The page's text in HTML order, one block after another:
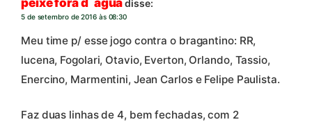
peixe fora d´aguadisse:
5 de setembro de 2016 às 08:30
Meu time p/ esse jogo contra o bragantino: RR,
lucena, Fogolari, Otavio, Everton, Orlando, Tassio,
Enercino, Marmentini, Jean Carlos e Felipe Paulista.
Faz duas linhas de 4, bem fechadas, com 2